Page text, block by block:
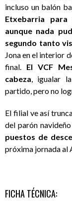
incluso un balón
Etxebarria
aunque nada
segundo tanto
Jona en el interior
final. El VCF
cabeza, igualar
partido, pero no
El filial ve así
del parón
puestos de
próxima jornada al
FICHA TÉCNICA: